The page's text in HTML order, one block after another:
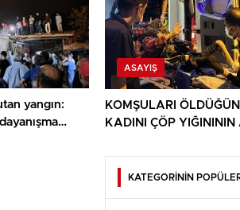
yangın:
ASAYIŞ
KOMŞULARI
KADINI ÇÖP YIĞINININ
KATEGORİNİN